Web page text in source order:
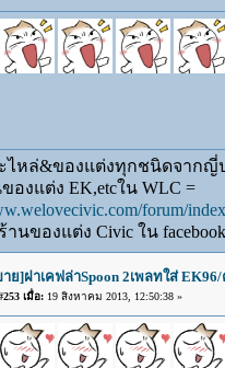
ไหล่&ของแต่งทุกชนิดจากญี่
องแต่ง EK,etcใน WLC =
forum/
านของแต่ง Civic ใน
ย]ฝาเคฟล่าSpoon 2เพลทใส่
เมื่อ:19 สิงหาคม 2013, 12:50:38 »